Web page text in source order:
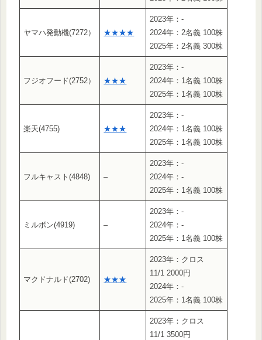
ヤマハ発動機(7272） ★★★★
2023年：-
2024年：2名義 100株
2025年：2名義 300株
フジオフード(2752） ★★★
2023年：-
2024年：1名義 100株
2025年：1名義 100株
楽天(4755) ★★★
2023年：-
2024年：1名義 100株
2025年：1名義 100株
フルキャスト(4848) –
2023年：-
2024年：-
2025年：1名義 100株
ミルボン(4919) –
2023年：-
2024年：-
2025年：1名義 100株
マクドナルド(2702) ★★★
2023年：クロス
11/1 2000円
2024年：-
2025年：1名義 100株
2023年：クロス
11/1 3500円